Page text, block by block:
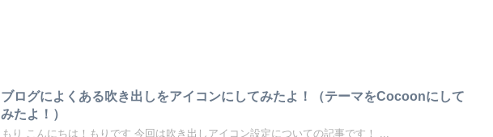
ブログによくある吹き出しをアイコンにしてみたよ！（テーマをCocoonにして
みたよ！）
もり こんにちは！もりです 今回は吹き出しアイコン設定についての記事です！ ...